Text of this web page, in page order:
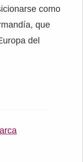
como
que
del